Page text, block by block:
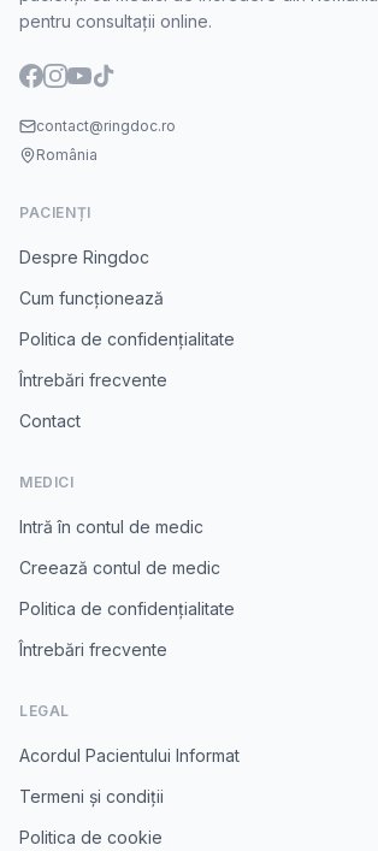
pentru consultații online.
contact@ringdoc.ro
România
PACIENȚI
Despre Ringdoc
Cum funcționează
Politica de confidențialitate
Întrebări frecvente
Contact
MEDICI
Intră în contul de medic
Creează contul de medic
Politica de confidențialitate
Întrebări frecvente
LEGAL
Acordul Pacientului Informat
Termeni și condiții
Politica de cookie